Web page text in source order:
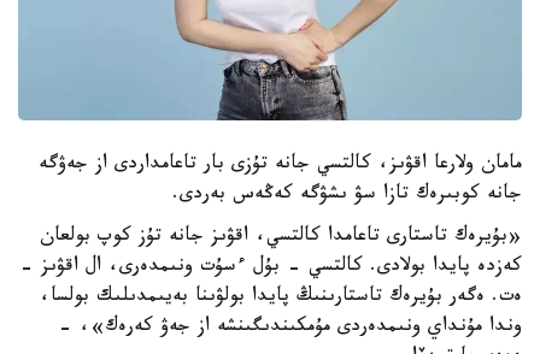
مامان ولارعا اقۋىز، كالتسي جانە تۇزى بار تاعامداردى از جەۋگە
جانە كوبىرەك تازا سۋ ىشۋگە كەڭەس بەردى.
«بۇيرەك تاستارى تاعامدا كالتسي، اقۋىز جانە تۇز كوپ بولعان
كەزدە پايدا بولادى. كالتسي - بۇل ءسۇت ونىمدەرى، ال اقۋىز -
ەت. ەگەر بۇيرەك تاستارىنىڭ پايدا بولۋىنا بەيىمدىلىك بولسا،
وندا مۇنداي ونىمدەردى مۇمكىندىگىنشە از جەۋ كەرەك»، -